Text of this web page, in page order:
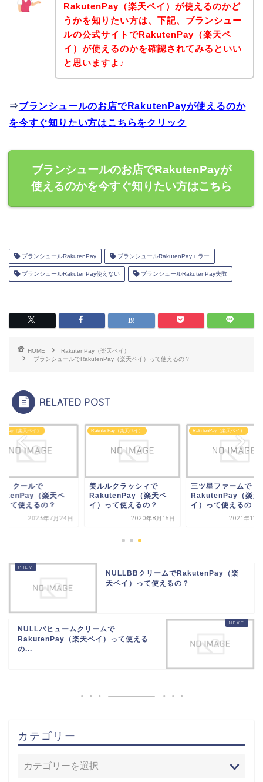
RakutenPay（楽天ペイ）が使えるのかど
うかを知りたい方は、下記、ブランシュー
ルの公式サイトでRakutenPay（楽天ペ
イ）が使えるのかを確認されてみるといい
と思いますよ♪
⇒ブランシュールのお店でRakutenPayが使えるのか
を今すぐ知りたい方はこちらをクリック
ブランシュールのお店でRakutenPayが
使えるのかを今すぐ知りたい方はこちら
ブランシュールRakutenPay ブランシュールRakutenPayエラー
ブランシュールRakutenPay使えない ブランシュールRakutenPay失敗
HOME
RakutenPay（楽天ペイ）
ブランシュールでRakutenPay（楽天ペイ）って使えるの？
RELATED POST
（楽天ペイ）
ルクラッシィで
（楽天ペ
って使えるの？
2020年8月16日
RakutenPay（楽天ペイ）
三ツ星ファームで
RakutenPay（楽天ペ
イ）って使えるの？
2021年12月12日
RakutenPay（楽天ペイ）
ラディ クールで
RakutenPay（楽天
イ）って使えるの？
2023年7
NULLBBクリームでRakutenPay（楽
天ペイ）って使えるの？
NULLパヒュームクリームで
RakutenPay（楽天ペイ）って使える
の...
カテゴリー